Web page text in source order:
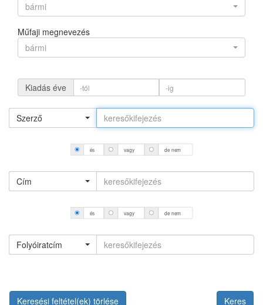
bármi
Műfaji megnevezés
bármi
Kiadás éve
Szerző
és vagy de nem
Cím
és vagy de nem
Folyóiratcím
Keresési feltétel(ek) törlése